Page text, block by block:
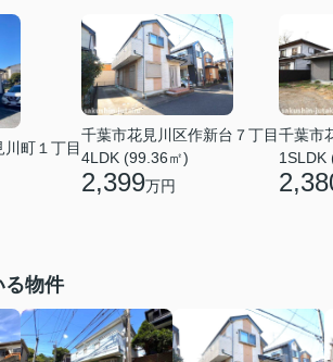
町１丁目
千葉市花見川区作新台７丁目
4LDK (99.36㎡)
2,399万円
千葉市
1SLDK
る物件